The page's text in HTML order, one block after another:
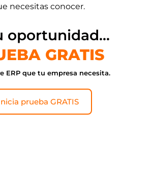
necesitas conocer.
oportunidad...
GRATIS
ERP que tu empresa necesita.
prueba GRATIS